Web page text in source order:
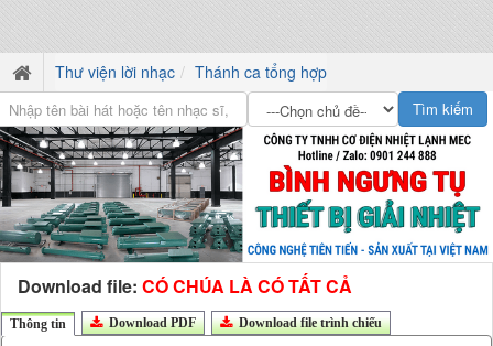
Thư viện lời nhạc Thánh ca tổng hợp
Download file: CÓ CHÚA LÀ CÓ TẤT CẢ
Thông tin Download PDF Download file trình chiếu